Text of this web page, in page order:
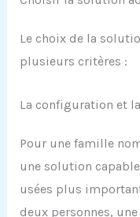
Le choix de la
plusieurs critères :
La configuration et
Pour une famille
une solution
usées plus
deux personnes,